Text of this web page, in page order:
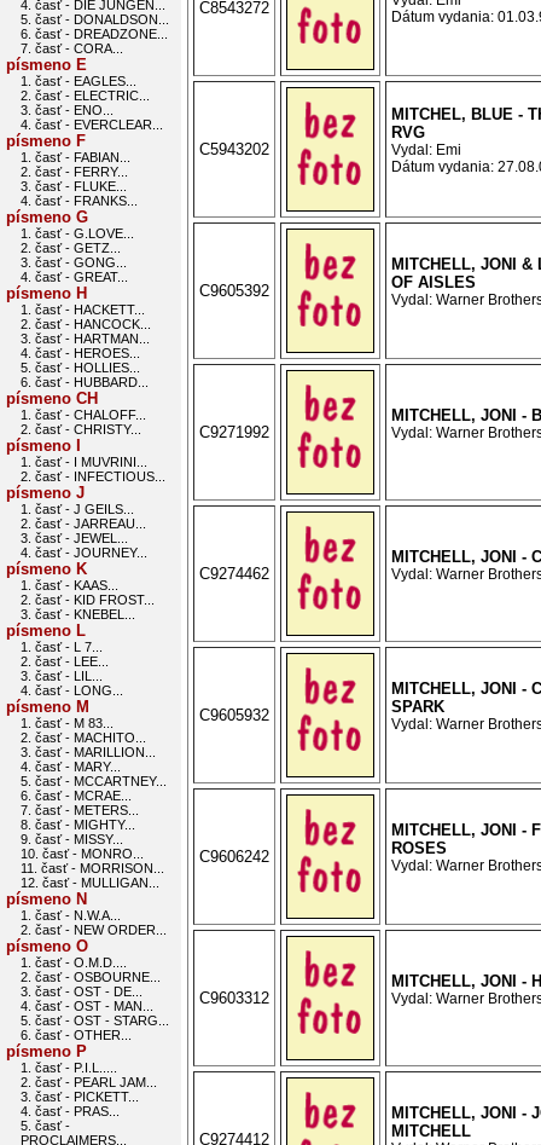
4. časť - DIE JUNGEN...
5. časť - DONALDSON...
6. časť - DREADZONE...
7. časť - CORA...
písmeno E
1. časť - EAGLES...
2. časť - ELECTRIC...
3. časť - ENO...
4. časť - EVERCLEAR...
písmeno F
1. časť - FABIAN...
2. časť - FERRY...
3. časť - FLUKE...
4. časť - FRANKS...
písmeno G
1. časť - G.LOVE...
2. časť - GETZ...
3. časť - GONG...
4. časť - GREAT...
písmeno H
1. časť - HACKETT...
2. časť - HANCOCK...
3. časť - HARTMAN...
4. časť - HEROES...
5. časť - HOLLIES...
6. časť - HUBBARD...
písmeno CH
1. časť - CHALOFF...
2. časť - CHRISTY...
písmeno I
1. časť - I MUVRINI...
2. časť - INFECTIOUS...
písmeno J
1. časť - J GEILS...
2. časť - JARREAU...
3. časť - JEWEL...
4. časť - JOURNEY...
písmeno K
1. časť - KAAS...
2. časť - KID FROST...
3. časť - KNEBEL...
písmeno L
1. časť - L 7...
2. časť - LEE...
3. časť - LIL...
4. časť - LONG...
písmeno M
1. časť - M 83...
2. časť - MACHITO...
3. časť - MARILLION...
4. časť - MARY...
5. časť - MCCARTNEY...
6. časť - MCRAE...
7. časť - METERS...
8. časť - MIGHTY...
9. časť - MISSY...
10. časť - MONRO...
11. časť - MORRISON...
12. časť - MULLIGAN...
písmeno N
1. časť - N.W.A...
2. časť - NEW ORDER...
písmeno O
1. časť - O.M.D....
2. časť - OSBOURNE...
3. časť - OST - DE...
4. časť - OST - MAN...
5. časť - OST - STARG...
6. časť - OTHER...
písmeno P
1. časť - P.I.L.....
2. časť - PEARL JAM...
3. časť - PICKETT...
4. časť - PRAS...
5. časť -
PROCLAIMERS...
C8543272
Dátum vydania:
C5943202
MITCHEL, BLUE -
RVG
Vydal: Emi
Dátum vydania:
C9605392
MITCHELL, JONI &
OF AISLES
Vydal: Warner
C9271992
MITCHELL, JONI -
Vydal: Warner
C9274462
MITCHELL, JONI -
Vydal: Warner
C9605932
MITCHELL, JONI -
SPARK
Vydal: Warner
C9606242
MITCHELL, JONI -
ROSES
Vydal: Warner
C9603312
MITCHELL, JONI -
Vydal: Warner
C9274412
MITCHELL, JONI -
MITCHELL